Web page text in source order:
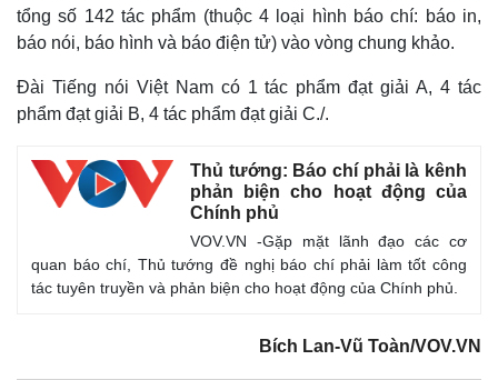
Bất động sản
Khởi nghiệp
Giá vàng
Tiêu dùng
Chứng khoán
Giá cà phê
tổng số 142 tác phẩm (thuộc 4 loại hình báo chí: báo in,
báo nói, báo hình và báo điện tử) vào vòng chung khảo.
Đài Tiếng nói Việt Nam có 1 tác phẩm đạt giải A, 4 tác
phẩm đạt giải B, 4 tác phẩm đạt giải C./.
Thủ tướng: Báo chí phải là kênh
phản biện cho hoạt động của
Chính phủ
VOV.VN -Gặp mặt lãnh đạo các cơ
quan báo chí, Thủ tướng đề nghị báo chí phải làm tốt công
tác tuyên truyền và phản biện cho hoạt động của Chính phủ.
Bích Lan-Vũ Toàn/VOV.VN